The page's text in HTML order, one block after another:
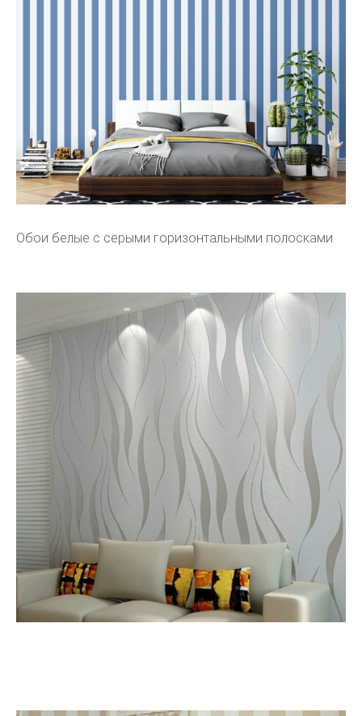
Обои белые с серыми горизонтальными полосками